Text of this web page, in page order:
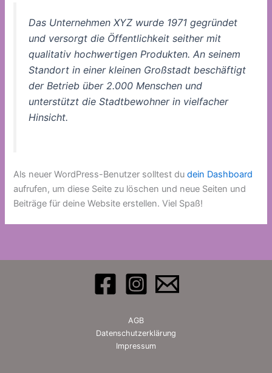
Das Unternehmen XYZ wurde 1971 gegründet
und versorgt die Öffentlichkeit seither mit
qualitativ hochwertigen Produkten. An seinem
Standort in einer kleinen Großstadt beschäftigt
der Betrieb über 2.000 Menschen und
unterstützt die Stadtbewohner in vielfacher
Hinsicht.
Als neuer WordPress-Benutzer solltest dudein Dashboard
aufrufen, um diese Seite zu löschen und neue Seiten und
Beiträge für deine Website erstellen. Viel Spaß!
AGB
Datenschutzerklärung
Impressum